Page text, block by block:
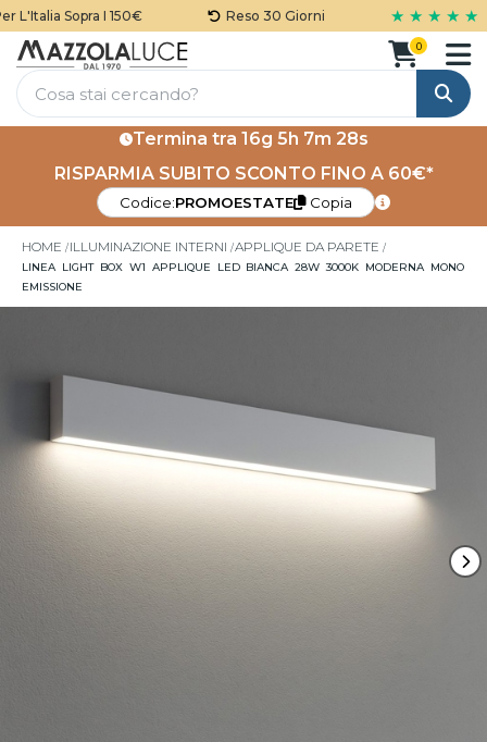
Sopra I 150€ Reso 30 Giorni ★ ★ ★ ★ ★
Cerca
0
Termina tra 16g 5h 7m 28s
RISPARMIA SUBITO SCONTO FINO A 60€*
Codice:PROMOESTATE Copia
HOME ILLUMINAZIONE INTERNI APPLIQUE DA PARETE
LINEA LIGHT BOX W1 APPLIQUE LED BIANCA 28W 3000K MODERNA MONO
EMISSIONE